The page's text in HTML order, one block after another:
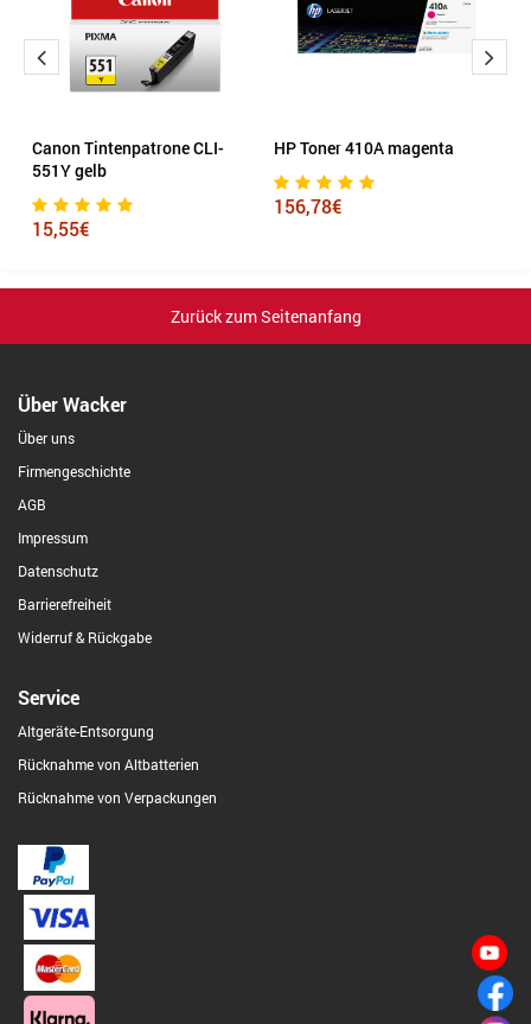
Canon Tintenpatrone CLI-
551Y gelb
15,55€
HP Toner 410A magenta
156,78€
Zurück zum Seitenanfang
Über Wacker
Über uns
Firmengeschichte
AGB
Impressum
Datenschutz
Barrierefreiheit
Widerruf & Rückgabe
Service
Altgeräte-Entsorgung
Rücknahme von Altbatterien
Rücknahme von Verpackungen